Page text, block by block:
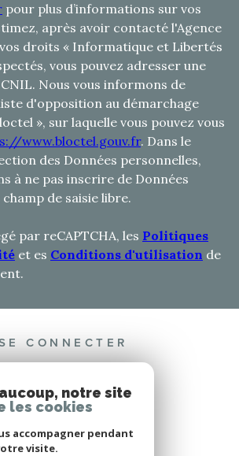
pour plus d’informations sur vos
après avoir contacté l'Agence
droits « Informatique et Libertés
vous pouvez adresser une
Nous vous informons de
d'opposition au démarchage
», sur laquelle vous pouvez vous
www.bloctel.gouv.fr. Dans le
des Données personnelles,
à ne pas inscrire de Données
de saisie libre.
par reCAPTCHA, les Politiques
et es Conditions d'utilisation de
CONNECTER
ESPACE PROPRIÉTAIRE
notre site
les cookies
accompagner pendant
visite.